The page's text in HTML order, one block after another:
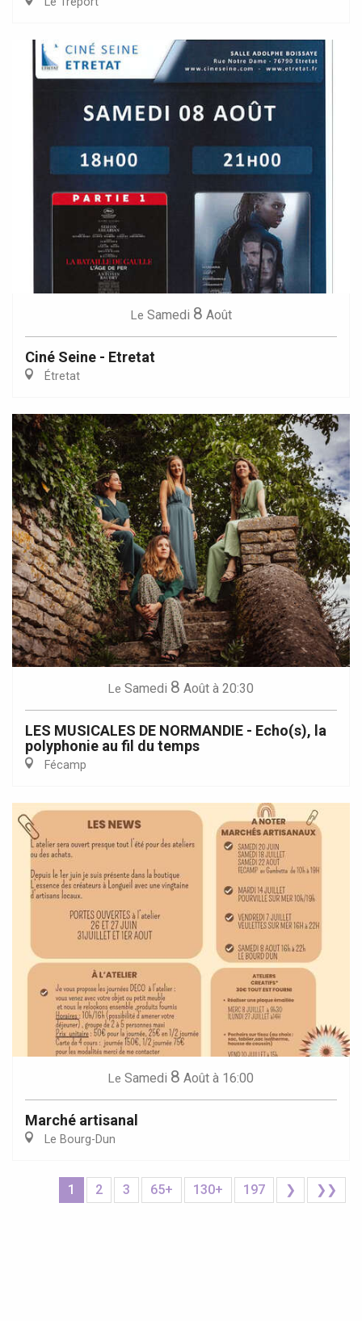
Le Samedi 8 Août
Ciné Seine - Etretat
Étretat
Le Samedi 8 Août à 20:30
LES MUSICALES DE NORMANDIE - Echo(s), la
polyphonie au fil du temps
Fécamp
Le Samedi 8 Août à 16:00
Marché artisanal
Le Bourg-Dun
1 2 3 65+ 130+ 197 ❯ ❯❯